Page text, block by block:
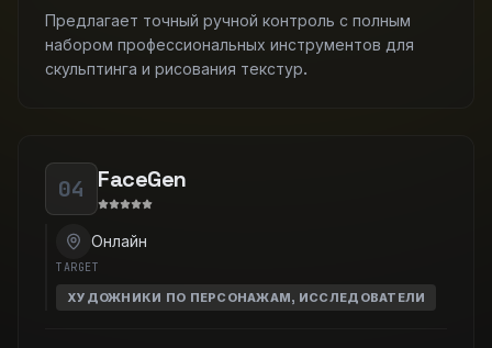
Предлагает точный ручной контроль с полным
набором профессиональных инструментов для
скульптинга и рисования текстур.
04 FaceGen
Онлайн
TARGET
ХУДОЖНИКИ ПО ПЕРСОНАЖАМ, ИССЛЕДОВАТЕЛИ